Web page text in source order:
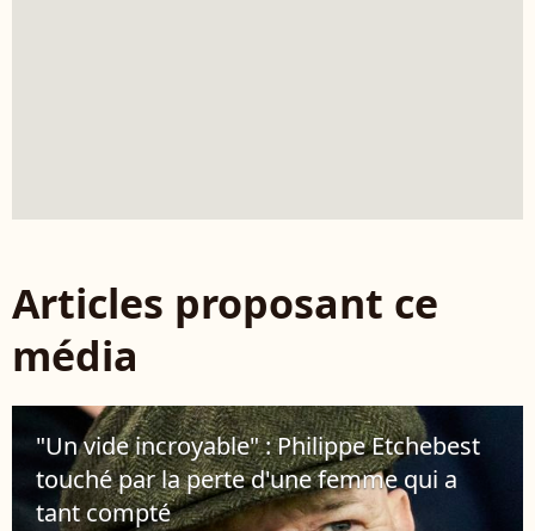
Articles proposant ce
média
"Un vide incroyable" : Philippe Etchebest
touché par la perte d'une femme qui a
tant compté